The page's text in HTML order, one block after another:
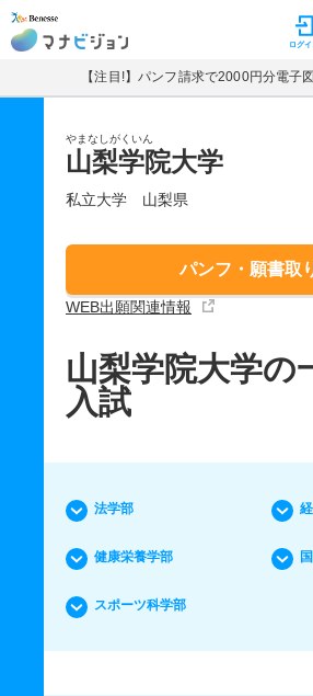
マナビジョン ログイ
【注目!】パンフ請求で2000円分電子
やまなしがくいん
山梨学院大学
私立大学 山梨県
パンフ・願書取
WEB出願関連情報
山梨学院大学の
入試
法学部
健康栄養学部
スポーツ科学部